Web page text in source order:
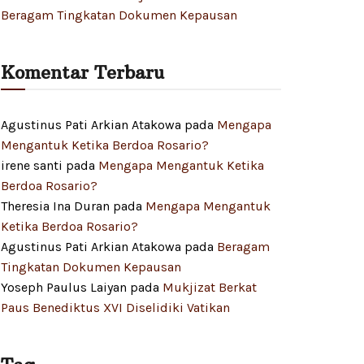
Beragam Tingkatan Dokumen Kepausan
Komentar Terbaru
Agustinus Pati Arkian Atakowa pada Mengapa
Mengantuk Ketika Berdoa Rosario?
irene santi pada Mengapa Mengantuk Ketika
Berdoa Rosario?
Theresia Ina Duran pada Mengapa Mengantuk
Ketika Berdoa Rosario?
Agustinus Pati Arkian Atakowa pada Beragam
Tingkatan Dokumen Kepausan
Yoseph Paulus Laiyan pada Mukjizat Berkat
Paus Benediktus XVI Diselidiki Vatikan